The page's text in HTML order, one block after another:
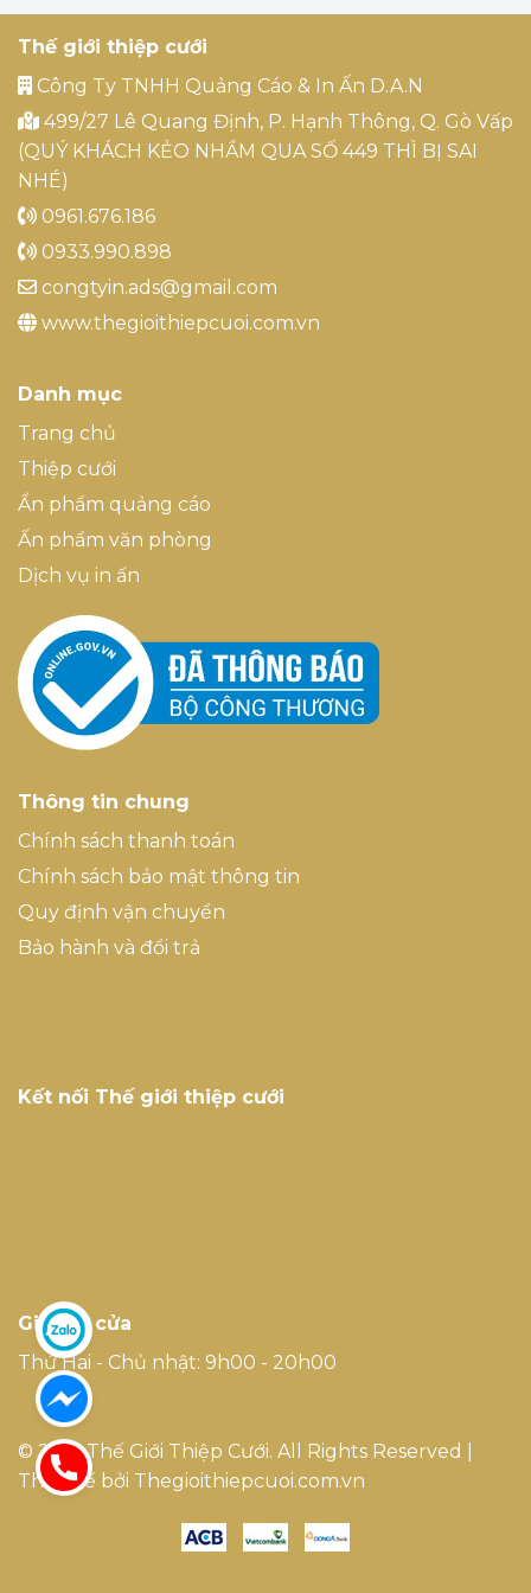
Thế giới thiệp cưới
Công Ty TNHH Quảng Cáo & In Ấn D.A.N
499/27 Lê Quang Định, P. Hạnh Thông, Q. Gò Vấp
(QUÝ KHÁCH KẺO NHẦM QUA SỐ 449 THÌ BỊ SAI
NHÉ)
0961.676.186
0933.990.898
congtyin.ads@gmail.com
www.thegioithiepcuoi.com.vn
Danh mục
Trang chủ
Thiệp cưới
Ẩn phẩm quảng cáo
Ấn phẩm văn phòng
Dịch vụ in ấn
Thông tin chung
Chính sách thanh toán
Chính sách bảo mật thông tin
Quy định vận chuyển
Bảo hành và đổi trả
Kết nối Thế giới thiệp cưới
Giờ mở cửa
Thứ Hai - Chủ nhật: 9h00 - 20h00
© 2017 Thế Giới Thiệp Cưới. All Rights Reserved |
Thiết kế bởi Thegioithiepcuoi.com.vn